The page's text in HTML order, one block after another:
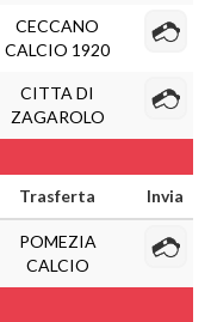
CECCANO
CALCIO 1920
CITTA DI
ZAGAROLO
Trasferta Invia
POMEZIA
CALCIO